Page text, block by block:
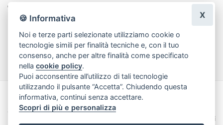
Cesti
Mazzi
Funebre
Natale
Made with byInfoser.it- Realizzazione Siti ecommerce per Fioristi
2026
Termini e Condizioni
🍪 Informativa
Noi e terze parti selezionate utilizziamo cookie o
tecnologie simili per finalità tecniche e, con il tuo
consenso, anche per altre finalità come specificato
nellacookie policy.
Puoi acconsentire all’utilizzo di tali tecnologie
utilizzando il pulsante “Accetta”. Chiudendo questa
informativa, continui senza accettare.
Scopri di più e personalizza
X